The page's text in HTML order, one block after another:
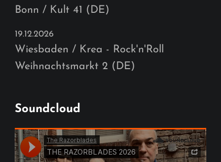
Bonn / Kult 41 (DE)
19.12.2026
Wiesbaden / Krea - Rock'n'Roll
Weihnachtsmarkt 2 (DE)
Soundcloud